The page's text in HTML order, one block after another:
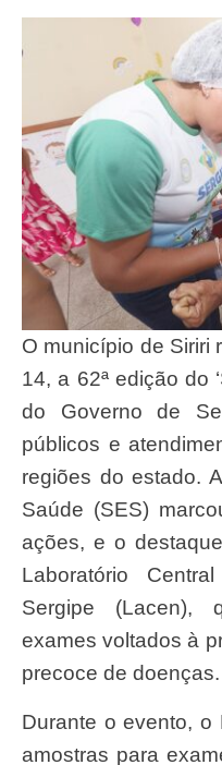
O município de Siriri recebeu, nesta sexta-feira,
14, a 62ª edição do
do Governo de
públicos e
regiões do estado.
Saúde (SES)
ações, e o
Laboratório
Sergipe (Lacen),
exames voltados à
precoce de doenças.
Durante o evento, o Lacen realizou coletas de
amostras para